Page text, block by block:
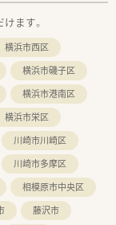
識や在宅業務に前
方が周囲から評価
かつ有給休暇も半
ス重視の方に最
、経済的な負担を
い方に大変お勧
の時短勤務が利用
せたい方に適してい
ます。
横浜市西区
横浜市磯子区
横浜市港南区
横浜市栄区
川崎市川崎区
川崎市多摩区
相模原市中央区
藤沢市